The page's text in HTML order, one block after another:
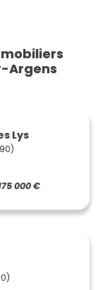
Argens
Lys
000 €